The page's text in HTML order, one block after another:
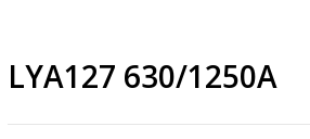
LYA127 630/1250А